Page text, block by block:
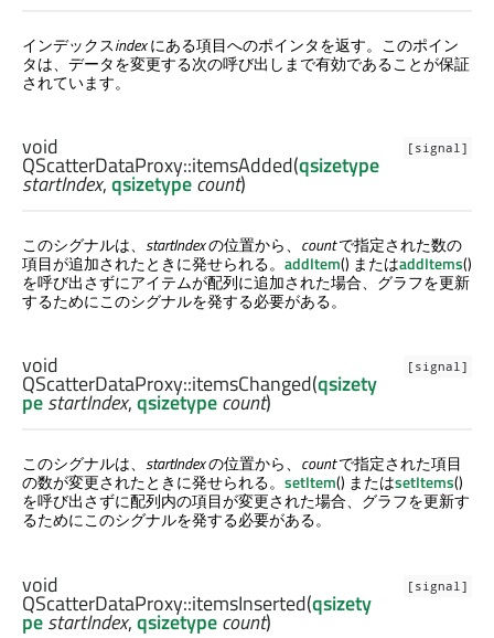
インデックスindexにある項目へのポインタを返す。このポイン
タは、データを変更する次の呼び出しまで有効であることが保証
されています。
[signal]
void
QScatterDataProxy::itemsAdded(qsizetype
startIndex,qsizetypecount)
このシグナルは、 startIndexの位置から、 countで指定された数の
項目が追加されたときに発せられる。 addItem() またはaddItems()
を呼び出さずにアイテムが配列に追加された場合、グラフを更新
するためにこのシグナルを発する必要がある。
[signal]
void
QScatterDataProxy::itemsChanged(qsizety
pestartIndex,qsizetypecount)
このシグナルは、 startIndexの位置から、 countで指定された項目
の数が変更されたときに発せられる。 setItem() またはsetItems()
を呼び出さずに配列内の項目が変更された場合、グラフを更新す
るためにこのシグナルを発する必要がある。
[signal]
void
QScatterDataProxy::itemsInserted(qsizety
pestartIndex,qsizetypecount)